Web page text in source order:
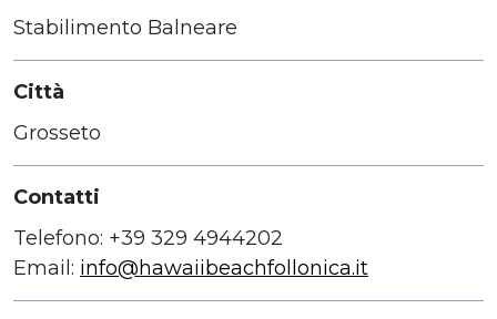
Stabilimento Balneare
Città
Grosseto
Contatti
Telefono: +39 329 4944202
Email: info@hawaiibeachfollonica.it